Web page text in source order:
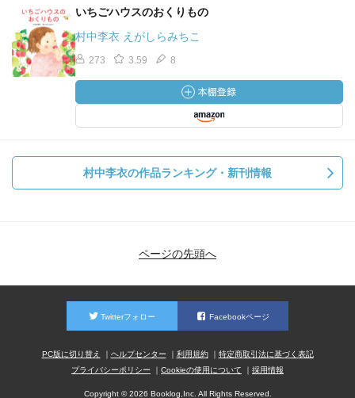
いちごハウスのおくりもの
村中李衣 えがしらみちこ
273 3.59 8
村中李衣の作品ランキング・新刊情報
ページの先頭へ
Twitterフォロー Facebookページ
PC版に切り替え ヘルプセンター 利用規約
特定商取引法に基づく表記
プライバシーポリシー
Cookieの使用について 採用情報
Copyright © 2026 Booklog,Inc. All Rights Reserved.